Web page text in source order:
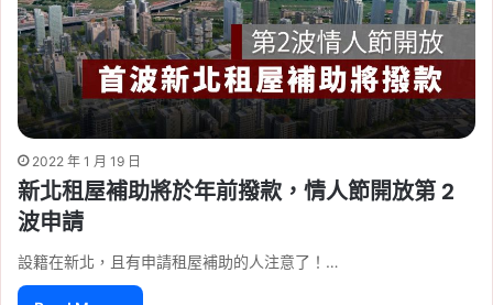
2022 年 1 月 19 日
新北租屋補助將於年前撥款，情人節開放第 2
波申請
設籍在新北，且有申請租屋補助的人注意了！…